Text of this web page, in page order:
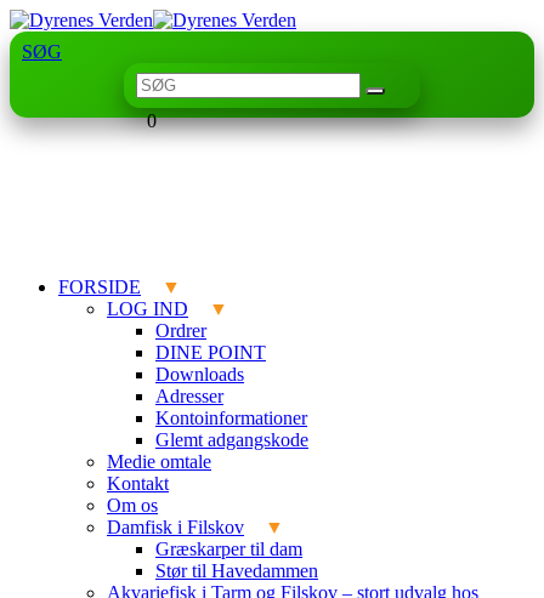
SØG
0
FORSIDE
LOG IND
Ordrer
DINE POINT
Downloads
Adresser
Kontoinformationer
Glemt adgangskode
Medie omtale
Kontakt
Om os
Damfisk i Filskov
Græskarper til dam
Stør til Havedammen
Akvariefisk i Tarm og Filskov – stort udvalg hos